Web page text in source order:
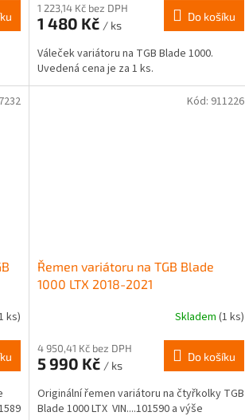
1 223,14 Kč bez DPH
1 480 Kč / ks
Do košíku
Váleček variátoru na TGB Blade 1000.
Uvedená cena je za 1 ks.
ks)
Řemen variátoru na TGB Blade
1000 LTX 2018-2021
Skladem (1 ks)
4 950,41 Kč bez DPH
5 990 Kč / ks
Do košíku
Originální řemen variátoru na čtyřkolky TGB
Blade 1000 LTX VIN....101590 a výše
Kód: 911226